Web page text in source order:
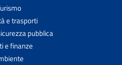
e trasporti
pubblica
e finanze